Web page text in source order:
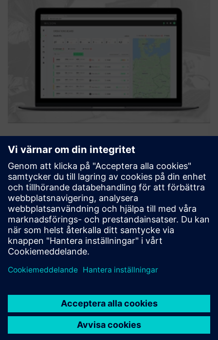
Staff Dispatching
WILSON. är en molnbaserad lösning för personalsändning
inom järnväg och logistik. En uppsättning algoritmer
stöder planering och utsändning av operativ personal för
tjänster som tågresor. En mobilapp ger live-shift support
och til...
Läs mer